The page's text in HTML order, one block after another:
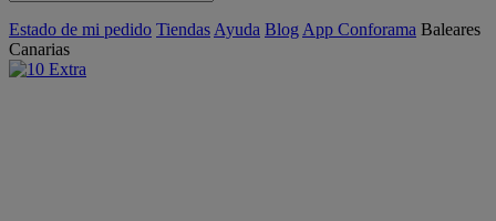
Estado de mi pedido Tiendas Ayuda Blog App Conforama Baleares
Canarias